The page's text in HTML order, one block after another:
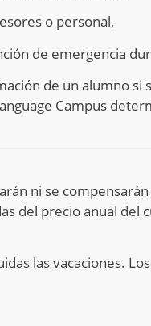
o personal,
de emergencia
de un alumno si
Campus
ni se
del precio anual
las vacaciones.